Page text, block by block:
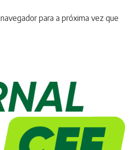
para a próxima vez que